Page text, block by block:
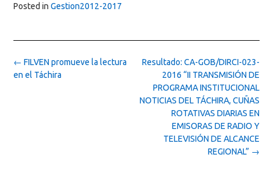
Posted in Gestion2012-2017
Post
navigation
Resultado: CA-GOB/DIRCI-023-
2016 “II TRANSMISIÓN DE
PROGRAMA INSTITUCIONAL
NOTICIAS DEL TÁCHIRA, CUÑAS
ROTATIVAS DIARIAS EN
EMISORAS DE RADIO Y
TELEVISIÓN DE ALCANCE
REGIONAL” →
← FILVEN promueve la lectura
en el Táchira